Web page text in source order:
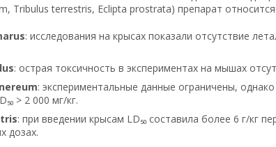
Tribulus terrestris, Eclipta prostrata) препарат относится
: исследования на крысах показали отсутствие
: острая токсичность в экспериментах на мышах
: экспериментальные данные ограничены,
> 2 000 мг/кг.
: при введении крысам LD₅₀ составила более 6 г/кг
дозах.